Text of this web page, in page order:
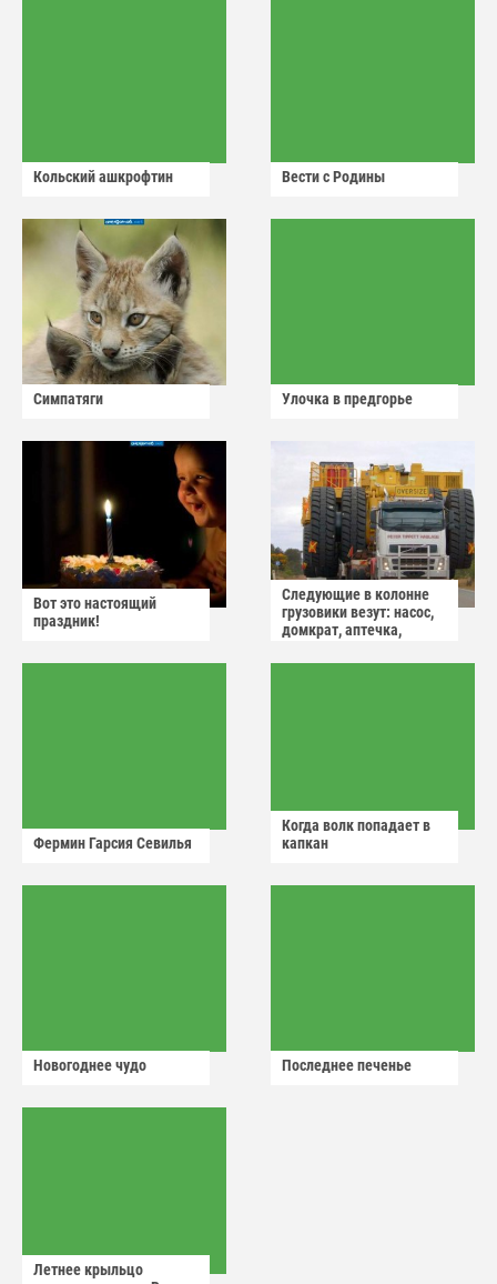
Кольский ашкрофтин Вести с Родины
Симпатяги Улочка в предгорье
Вот это настоящий
праздник!
Следующие в колонне
грузовики везут: насос,
домкрат, аптечка,
Фермин Гарсия Севилья
Когда волк попадает в
капкан
Новогоднее чудо Последнее печенье
Летнее крыльцо